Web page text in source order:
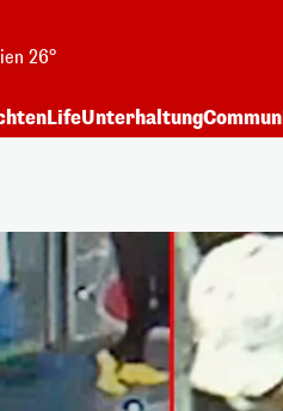
26°
LifeUnterhaltung